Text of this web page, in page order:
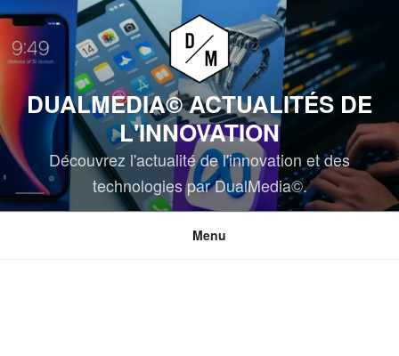
Aller
au
contenu
DUALMEDIA© ACTUALITÉS DE
L'INNOVATION
Découvrez l'actualité de l'innovation et des
technologies par DualMedia©.
Menu